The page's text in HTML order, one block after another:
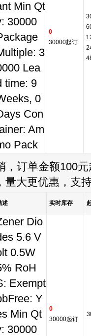
Min Qt
30000
3
Lea
time: 9
0
Con
Am
Pack
0
30000起订
订单金额100元
量大更优惠，支
述 实时库存
Dio
5.6 V
0.5W
RoH
Exempt
Y
Min Qt
30000
0
30000起订